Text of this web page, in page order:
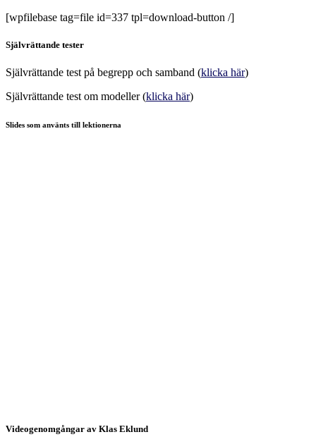
[wpfilebase tag=file id=337 tpl=download-button /]
Självrättande tester
Självrättande test på begrepp och samband (klicka här)
Självrättande test om modeller (klicka här)
Slides som använts till lektionerna
Videogenomgångar av Klas Eklund